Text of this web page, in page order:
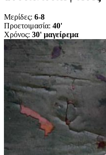
Μερίδες: 6-8
Προετοιμασία: 40'
Χρόνος: 30' μαγείρεμα